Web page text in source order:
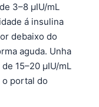
3–8 µIU/mL
á insulina
debaixo do
aguda. Unha
15–20 µIU/mL
o portal do